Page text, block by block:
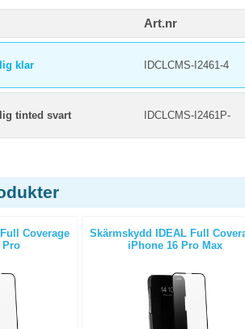
Art.nr
klar IDCLCMS-I2461-4
tinted svart IDCLCMS-I2461P-
Coverage
Pro
Skärmskydd IDEAL Full
iPhone 16 Pro Max